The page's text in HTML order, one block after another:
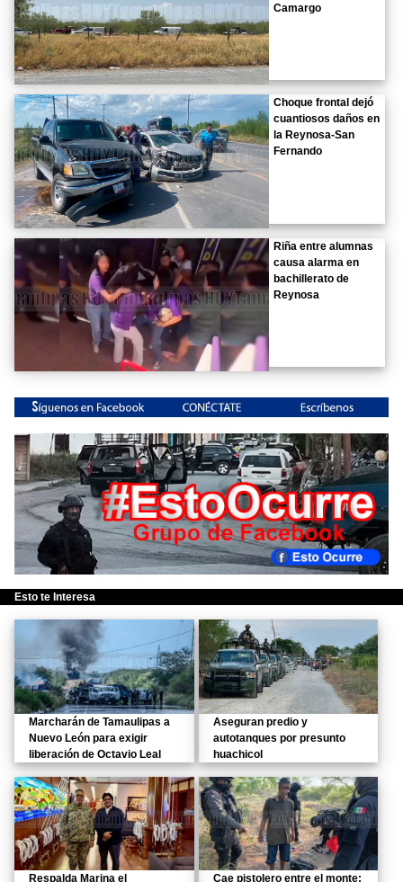
Camargo
Choque frontal dejó
cuantiosos daños en
la Reynosa-San
Fernando
Riña entre alumnas
causa alarma en
bachillerato de
Reynosa
Esto te Interesa
Marcharán de Tamaulipas a
Nuevo León para exigir
liberación de Octavio Leal
Aseguran predio y
autotanques por presunto
huachicol
Respalda Marina el Cae pistolero entre el monte;